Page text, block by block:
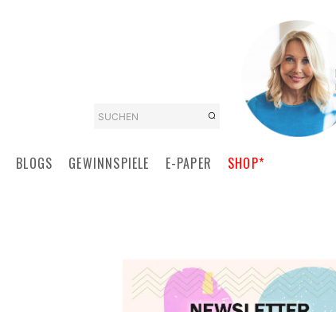
SUCHEN
BLOGS GEWINNSPIELE E-PAPER SHOP*